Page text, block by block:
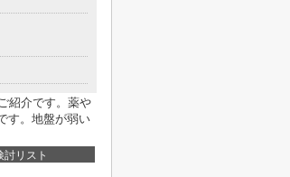
紹介です。薬や
す。地盤が弱い
討リスト